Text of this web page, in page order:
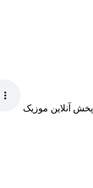
پخش آنلاین موزیک